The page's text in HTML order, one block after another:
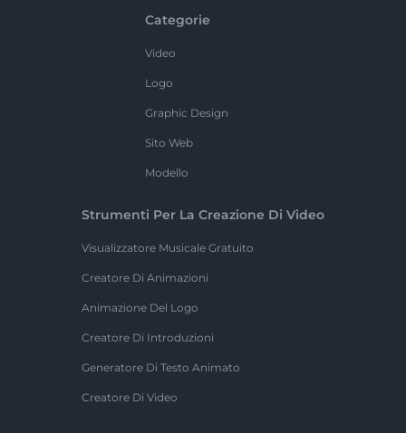
Categorie
Video
Logo
Graphic Design
Sito Web
Modello
Strumenti Per La Creazione Di Video
Visualizzatore Musicale Gratuito
Creatore Di Animazioni
Animazione Del Logo
Creatore Di Introduzioni
Generatore Di Testo Animato
Creatore Di Video